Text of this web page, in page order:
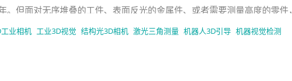
。但面对无序堆叠的工件、表面反光的金属件、或者需要测量高度的零件，
看到平面"，无法获取深度
业相机 工业3D视觉 结构光3D相机 激光三角测量 机器人3D引导 机器视觉检测